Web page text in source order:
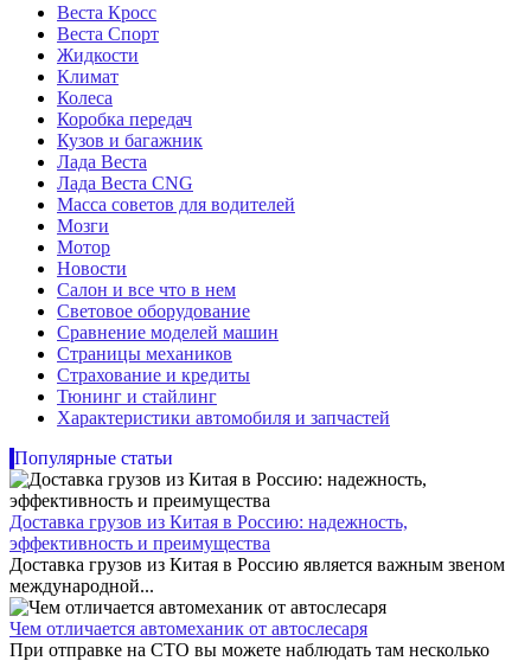
Веста Кросс
Веста Спорт
Жидкости
Климат
Колеса
Коробка передач
Кузов и багажник
Лада Веста
Лада Веста CNG
Масса советов для водителей
Мозги
Мотор
Новости
Салон и все что в нем
Световое оборудование
Сравнение моделей машин
Страницы механиков
Страхование и кредиты
Тюнинг и стайлинг
Характеристики автомобиля и запчастей
Популярные статьи
Доставка грузов из Китая в Россию: надежность,
эффективность и преимущества
Доставка грузов из Китая в Россию является важным звеном
международной...
Чем отличается автомеханик от автослесаря
При отправке на СТО вы можете наблюдать там несколько